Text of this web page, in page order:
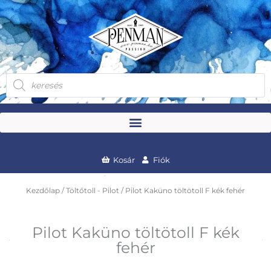
Skip
to
content
Products
search
Kosár Fiók
Kezdőlap /Töltőtoll - Pilot / Pilot Kaküno töltötoll F kék fehér
Pilot Kaküno töltötoll F kék
fehér